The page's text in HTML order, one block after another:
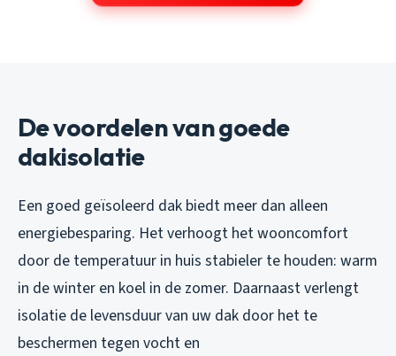
De voordelen van goede
dakisolatie
Een goed geïsoleerd dak biedt meer dan alleen
energiebesparing. Het verhoogt het wooncomfort
door de temperatuur in huis stabieler te houden: warm
in de winter en koel in de zomer. Daarnaast verlengt
isolatie de levensduur van uw dak door het te
beschermen tegen vocht en